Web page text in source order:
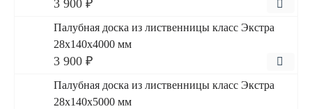
3 900 ₽
Палубная доска из лиственницы класс Экстра
28x140x4000 мм
3 900 ₽
Палубная доска из лиственницы класс Экстра
28x140x5000 мм